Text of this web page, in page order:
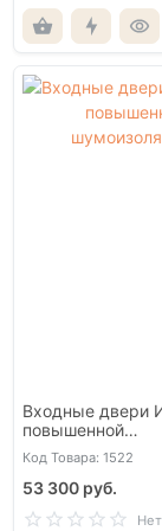
Входные двери
повышенной
шумоизоляцией
Код Товара: 1522
53 300 руб.